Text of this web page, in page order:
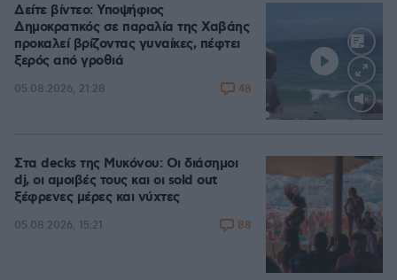
Loaded
Δείτε βίντεο: Υποψήφιος
Δημοκρατικός σε παραλία της Χαβάης
προκαλεί βρίζοντας γυναίκες, πέφτει
ξερός από γροθιά
05.08.2026, 21:28 48
Στα decks της Μυκόνου: Οι διάσημοι
dj, οι αμοιβές τους και οι sold out
ξέφρενες μέρες και νύχτες
05.08.2026, 15:21 88